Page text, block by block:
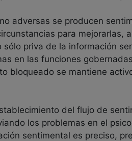
adversas se producen
para mejorarlas,
priva de la información
en las funciones
bloqueado se mantiene
del flujo de
los problemas en el
sentimental es preciso,